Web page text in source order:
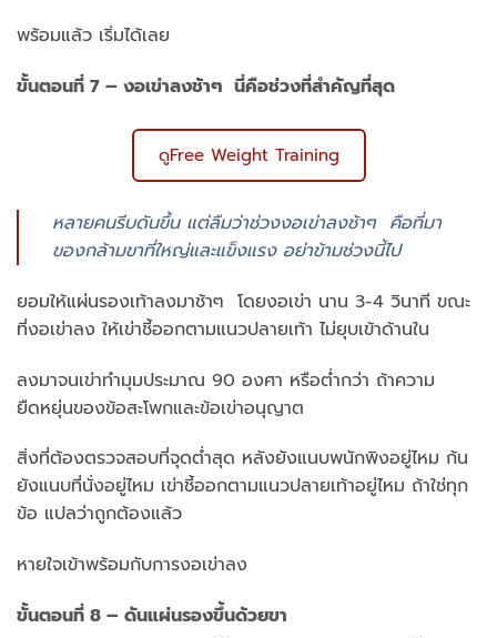
พร้อมแล้ว เริ่มได้เลย
ขั้นตอนที่ 7 – งอเข่าลงช้าๆ นี่คือช่วงที่สำคัญที่สุด
ดูFree Weight Training
หลายคนรีบดันขึ้น แต่ลืมว่าช่วงงอเข่าลงช้าๆ คือที่มา
ของกล้ามขาที่ใหญ่และแข็งแรง อย่าข้ามช่วงนี้ไป
ยอมให้แผ่นรองเท้าลงมาช้าๆ โดยงอเข่า นาน 3-4 วินาที ขณะ
ที่งอเข่าลง ให้เข่าชี้ออกตามแนวปลายเท้า ไม่ยุบเข้าด้านใน
ลงมาจนเข่าทำมุมประมาณ 90 องศา หรือต่ำกว่า ถ้าความ
ยืดหยุ่นของข้อสะโพกและข้อเข่าอนุญาต
สิ่งที่ต้องตรวจสอบที่จุดต่ำสุด หลังยังแนบพนักพิงอยู่ไหม ก้น
ยังแนบที่นั่งอยู่ไหม เข่าชี้ออกตามแนวปลายเท้าอยู่ไหม ถ้าใช่ทุก
ข้อ แปลว่าถูกต้องแล้ว
หายใจเข้าพร้อมกับการงอเข่าลง
ขั้นตอนที่ 8 – ดันแผ่นรองขึ้นด้วยขา